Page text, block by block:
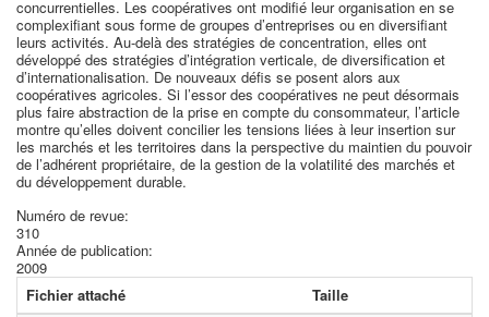
concurrentielles. Les coopératives ont modifié leur organisation en se
complexifiant sous forme de groupes d’entreprises ou en diversifiant
leurs activités. Au-delà des stratégies de concentration, elles ont
développé des stratégies d’intégration verticale, de diversification et
d’internationalisation. De nouveaux défis se posent alors aux
coopératives agricoles. Si l’essor des coopératives ne peut désormais
plus faire abstraction de la prise en compte du consommateur, l’article
montre qu’elles doivent concilier les tensions liées à leur insertion sur
les marchés et les territoires dans la perspective du maintien du pouvoir
de l’adhérent propriétaire, de la gestion de la volatilité des marchés et
du développement durable.
Numéro de revue:
310
Année de publication:
2009
Fichier attaché
Taille